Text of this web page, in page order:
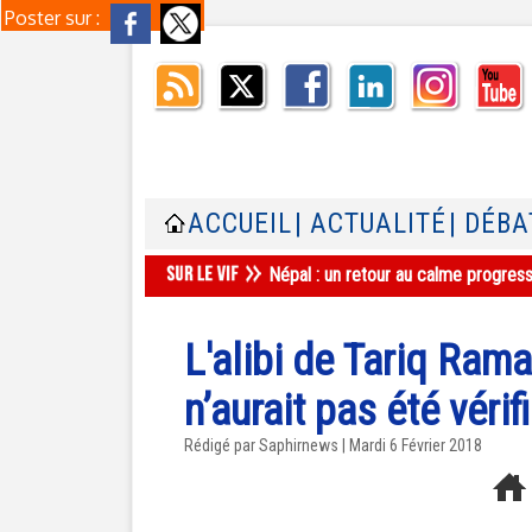
Poster sur :
ACCUEIL | ACTUALITÉ |
Népal : un retour au calme
L'alibi de Tariq
n’aurait pas été
Rédigé par Saphirnews | Mardi 6 Février 2018